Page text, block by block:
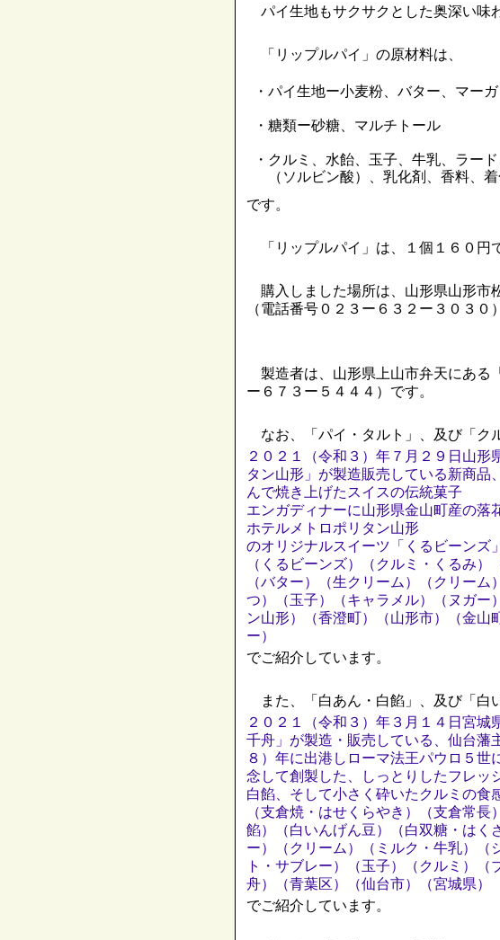
パイ生地もサクサクとした奥深い味
「リップルパイ」の原材料は、
・パイ生地ー小麦粉、バター、マー
・糖類ー砂糖、マルチトール
・クルミ、水飴、玉子、牛乳、ラー
（ソルビン酸）、乳化剤、香料、
です。
「リップルパイ」は、１個１６０円
購入しました場所は、山形県山形市
（電話番号０２３ー６３２ー３０３０
製造者は、山形県上山市弁天にある
ー６７３ー５４４４）です。
なお、「パイ・タルト」、及び「ク
２０２１（令和３）年７月２９日山形
タン山形」が製造販売している新商
んで焼き上げたスイスの伝統菓子
エンガディナーに山形県金山町産の落
ホテルメトロポリタン山形
のオリジナルスイーツ「くるビーンズ」
（くるビーンズ）（クルミ・くるみ）
（バター）（生クリーム）（クリー
つ）（玉子）（キャラメル）（ヌガー
ン山形）（香澄町）（山形市）（金山
ー）
でご紹介しています。
また、「白あん・白餡」、及び「白
２０２１（令和３）年３月１４日宮
千舟」が製造・販売している、仙台藩
８）年に出港しローマ法王パウロ５
念して創製した、しっとりしたフレッ
白餡、そして小さく砕いたクルミの食
（支倉焼・はせくらやき）（支倉常
餡）（白いんげん豆）（白双糖・はく
ー）（クリーム）（ミルク・牛乳）（
ト・サブレー）（玉子）（クルミ）
舟）（青葉区）（仙台市）（宮城県）
でご紹介しています。